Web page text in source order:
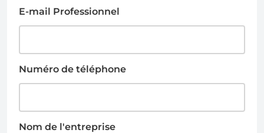
E-mail Professionnel
Numéro de téléphone
Nom de l'entreprise